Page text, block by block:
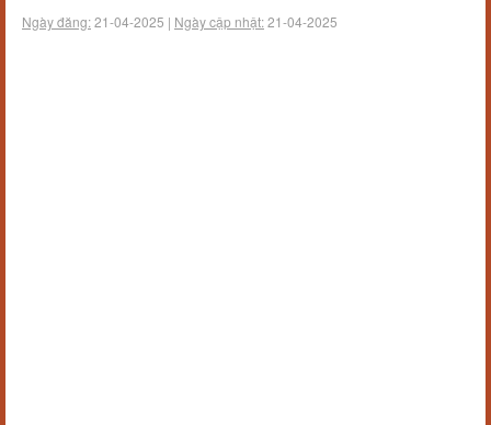
Ngày đăng:21-04-2025 | Ngày cập nhật:21-04-2025